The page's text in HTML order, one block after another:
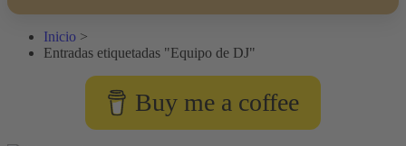
Inicio >
Entradas etiquetadas "Equipo de DJ"
Buy me a coffee